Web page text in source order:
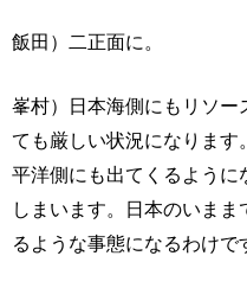
飯田）二正面に。
峯村）日本海側にもリソー
ても厳しい状況になります
平洋側にも出てくるように
しまいます。日本のいま
るような事態になるわけで